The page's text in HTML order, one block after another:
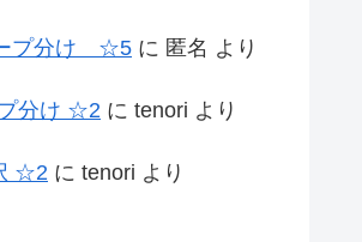
プ分け ☆5 に 匿名 より
分け ☆2 に tenori より
☆2 に tenori より